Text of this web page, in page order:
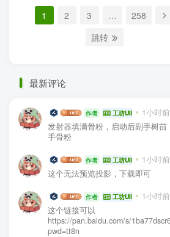
1 2 3 …
258
跳转
最新评论
生电大佬 作者 工坊UID:104936
1小时前
发射器填满骨粉，启动后副手树苗
手骨粉
生电大佬 作者 工坊UID:104936
1小时前
这个无法预览投影，下载即可
生电大佬 作者 工坊UID:104936
1小时前
这个链接可以
https://pan.baidu.com/s/
pwd=tt8n